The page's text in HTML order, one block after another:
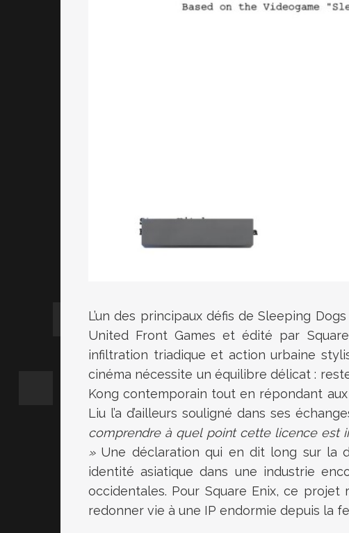
L’un des principaux défis de Sleeping
United Front Games et édité par
infiltration triadique et action urbaine
cinéma nécessite un équilibre délicat :
Kong contemporain tout en répondant
Liu l’a d’ailleurs souligné dans ses
comprendre à quel point cette licence est
» Une déclaration qui en dit long sur la
identité asiatique dans une industrie
occidentales. Pour Square Enix, ce
redonner vie à une IP endormie depuis la